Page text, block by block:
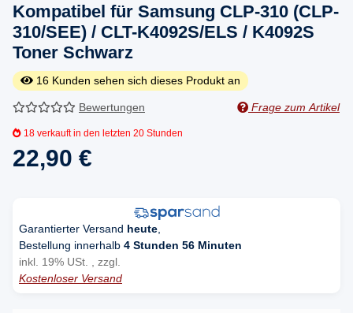
Kompatibel für Samsung CLP-310 (CLP-
310/SEE) / CLT-K4092S/ELS / K4092S
Toner Schwarz
16 Kunden sehen sich dieses Produkt an
Bewertungen Frage zum Artikel
18 verkauft in den letzten 20 Stunden
22,90 €
Garantierter Versand heute
Bestellung innerhalb 4 Stunden 56 Minuten
inkl. 19% USt. , zzgl.
Kostenloser Versand